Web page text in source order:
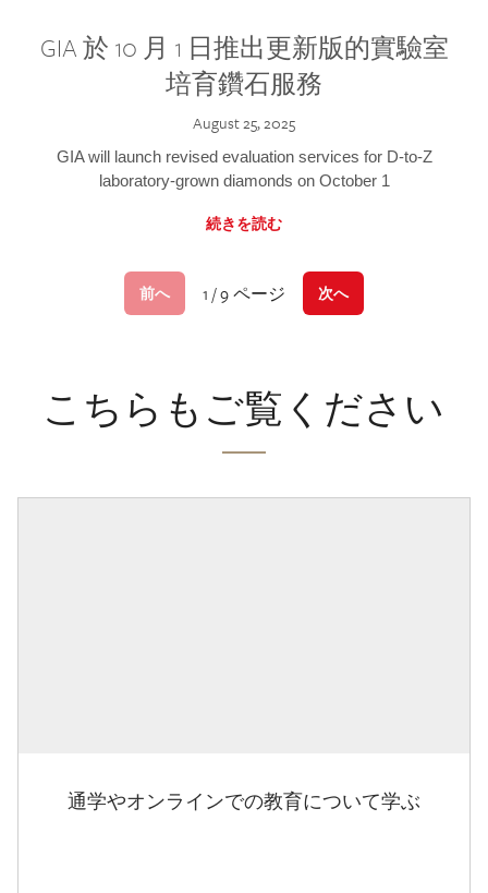
GIA 於 10 月 1 日推出更新版的實驗室
培育鑽石服務
August 25, 2025
GIA will launch revised evaluation services for D-to-Z
laboratory-grown diamonds on October 1
続きを読む
前へ 1 / 9 ページ 次へ
こちらもご覧ください
通学やオンラインでの教育について学ぶ